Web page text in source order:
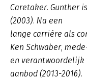
Caretaker. Gunther
(2003). Na een
lange carrière als
Ken Schwaber,
en verantwoordelijk
aanbod (2013-2016).